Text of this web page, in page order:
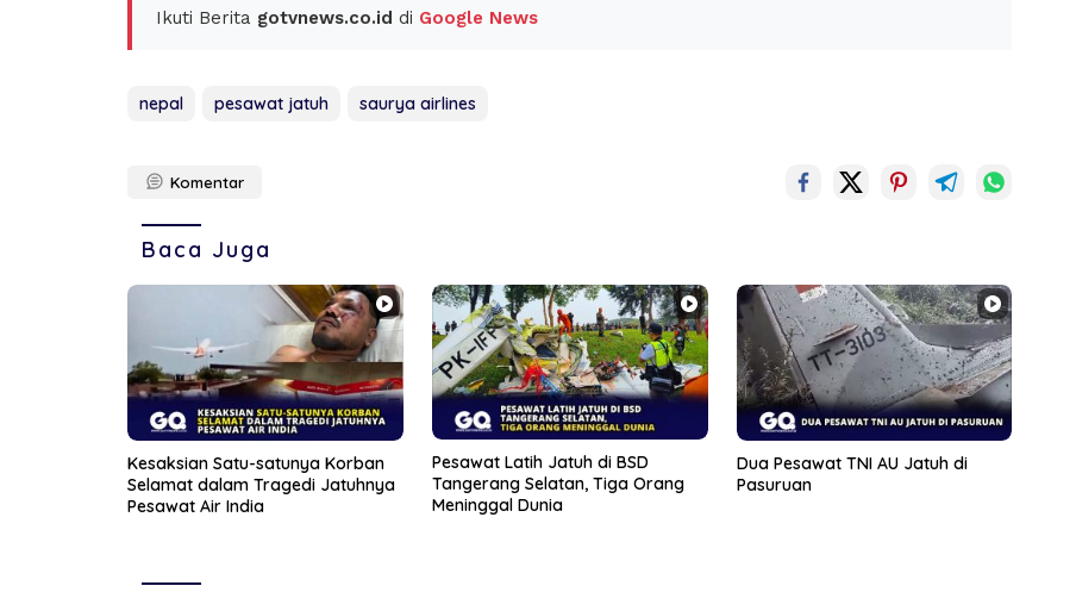
Ikuti Berita gotvnews.co.id di Google News
nepal pesawat jatuh saurya airlines
Komentar
Baca Juga
Kesaksian Satu-satunya Korban
Selamat dalam Tragedi Jatuhnya
Pesawat Air India
Pesawat Latih Jatuh di BSD
Tangerang Selatan, Tiga Orang
Meninggal Dunia
Dua Pesawat TNI AU Jatuh di
Pasuruan